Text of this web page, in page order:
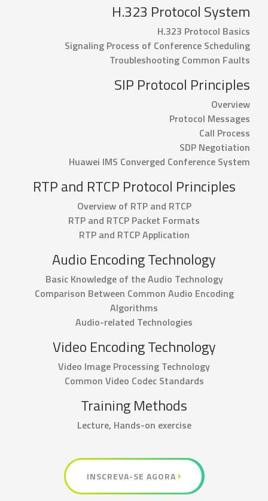
H.323 Protocol System
H.323 Protocol Basics
Signaling Process of Conference Scheduling
Troubleshooting Common Faults
SIP Protocol Principles
Overview
Protocol Messages
Call Process
SDP Negotiation
Huawei IMS Converged Conference System
RTP and RTCP Protocol Principles
Overview of RTP and RTCP
RTP and RTCP Packet Formats
RTP and RTCP Application
Audio Encoding Technology
Basic Knowledge of the Audio Technology
Comparison Between Common Audio Encoding
Algorithms
Audio-related Technologies
Video Encoding Technology
Video Image Processing Technology
Common Video Codec Standards
Training Methods
Lecture, Hands-on exercise
INSCREVA-SE AGORA